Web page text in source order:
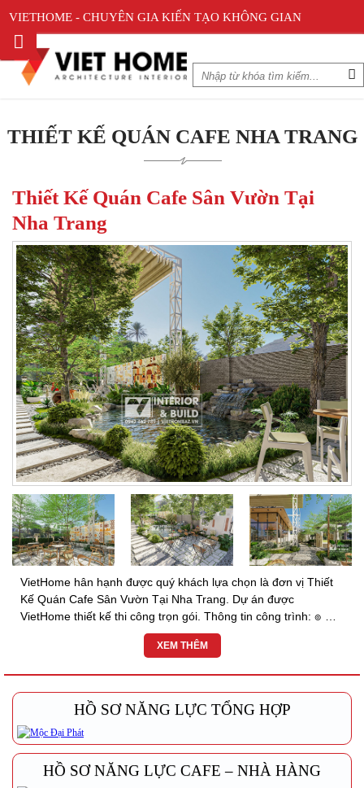
VIETHOME - CHUYÊN GIA KIẾN TẠO KHÔNG GIAN
THIẾT KẾ QUÁN CAFE NHA TRANG
Thiết Kế Quán Cafe Sân Vườn Tại
Nha Trang
VietHome hân hạnh được quý khách lựa chọn là đơn vị Thiết
Kế Quán Cafe Sân Vườn Tại Nha Trang. Dự án được
VietHome thiết kế thi công trọn gói. Thông tin công trình: ๏ Địa
chỉ: TP Nha Trang, Khánh Hòa ๏ Đơn vị: KIẾN TRÚC...
XEM THÊM
HỒ SƠ NĂNG LỰC TỔNG HỢP
HỒ SƠ NĂNG LỰC CAFE – NHÀ HÀNG